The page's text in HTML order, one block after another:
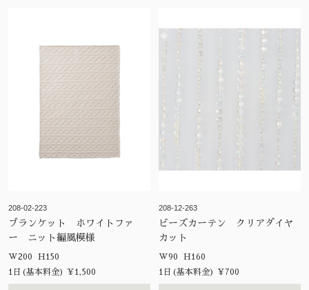
208-02-223
ブランケット ホワイトファ
ー ニット編風模様
W200 H150
1日(基本料金) ¥1,500
208-12-263
ビーズカーテン クリアダイヤ
カット
W90 H160
1日(基本料金) ¥700